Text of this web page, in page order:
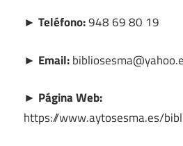
► Teléfono:948 69 80 19
► Email:
► Página Web:
https://www.aytosesma.es/